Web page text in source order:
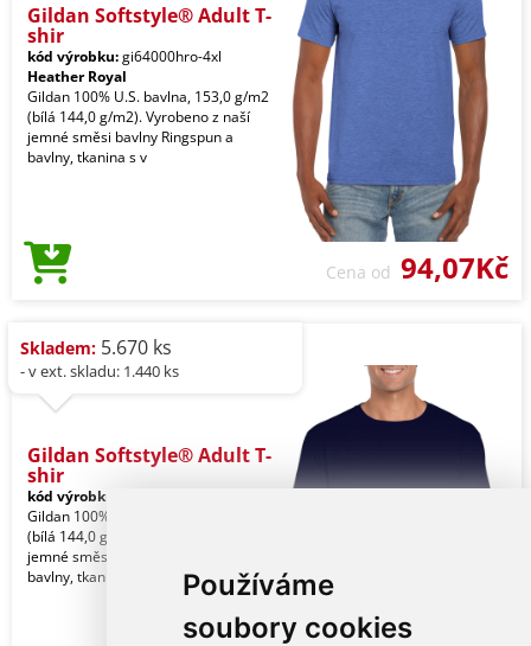
Používáme
soubory cookies
Gildan Softstyle® Adult T-
shir
kód výrobku:gi64000hro-4xl
Heather Royal
Gildan 100% U.S. bavlna, 153,0 g/m2
(bílá 144,0 g/m2). Vyrobeno z naší
jemné směsi bavlny Ringspun a
bavlny, tkanina s v
Cena od 94,07Kč
Skladem: 5.670 ks
- v ext. skladu: 1.440 ks
Gildan Softstyle® Adult T-
shir
kód výrobku:
Gildan 100% U.S. bavlna, 153,0 g/m2
(bílá 144,0 g/m2). Vyrobeno z naší
jemné směsi bavlny Ringspun a
bavlny, tkanina s v